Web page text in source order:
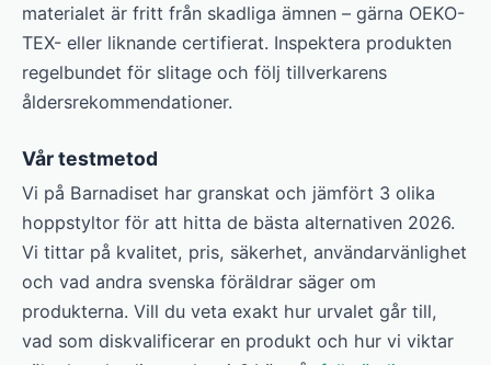
materialet är fritt från skadliga ämnen – gärna OEKO-
TEX- eller liknande certifierat. Inspektera produkten
regelbundet för slitage och följ tillverkarens
åldersrekommendationer.
Vår testmetod
Vi på Barnadiset har granskat och jämfört 3 olika
hoppstyltor för att hitta de bästa alternativen 2026.
Vi tittar på kvalitet, pris, säkerhet, användarvänlighet
och vad andra svenska föräldrar säger om
produkterna. Vill du veta exakt hur urvalet går till,
vad som diskvalificerar en produkt och hur vi viktar